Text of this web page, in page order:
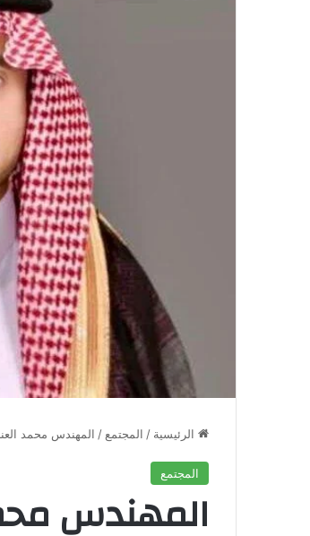
الرئيسية / المجتمع / المهندس محمد
المجتمع
المهندس